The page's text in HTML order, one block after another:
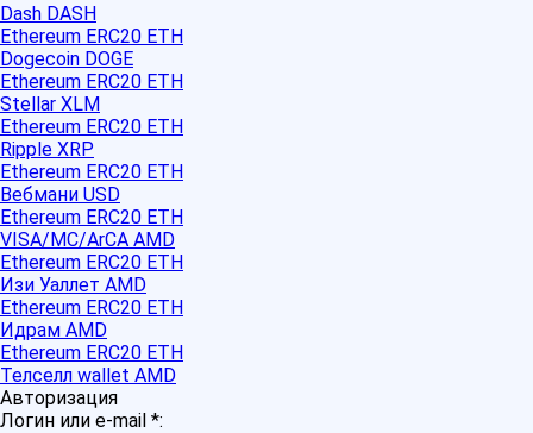
Dash DASH
Ethereum ERC20 ETH
Dogecoin DOGE
Ethereum ERC20 ETH
Stellar XLM
Ethereum ERC20 ETH
Ripple XRP
Ethereum ERC20 ETH
Вебмани USD
Ethereum ERC20 ETH
VISA/MC/ArCA AMD
Ethereum ERC20 ETH
Изи Уаллет AMD
Ethereum ERC20 ETH
Идрам AMD
Ethereum ERC20 ETH
Телселл wallet AMD
Авторизация
Логин или e-mail *: